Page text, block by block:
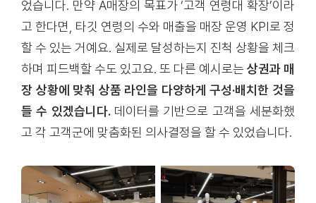
었습니다. 만약 A매장의 목표가 ‘고객 연령대 확장’이라
고 한다면, 타깃 연령의 수와 매출을 매장 운영 KPI로 정
할 수 있는 거예요. 실제로 달성하는지 진척 상황을 체크
하며 피드백할 수도 있고요. 또 다른 예시로는 상권과 매
장 상황에 맞춰 상품 라인을 다양하게 구성·배치한 것을
들 수 있겠습니다.데이터를 기반으로 고객을 세분화했
고 각 고객군에 맞춤화된 의사결정을 할 수 있었습니다.